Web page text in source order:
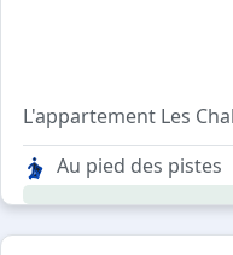
L'appartement Les
Bel Appartement de
Composé d'une
Animaux refusés.
Draps et serviettes
Au pied des pistes